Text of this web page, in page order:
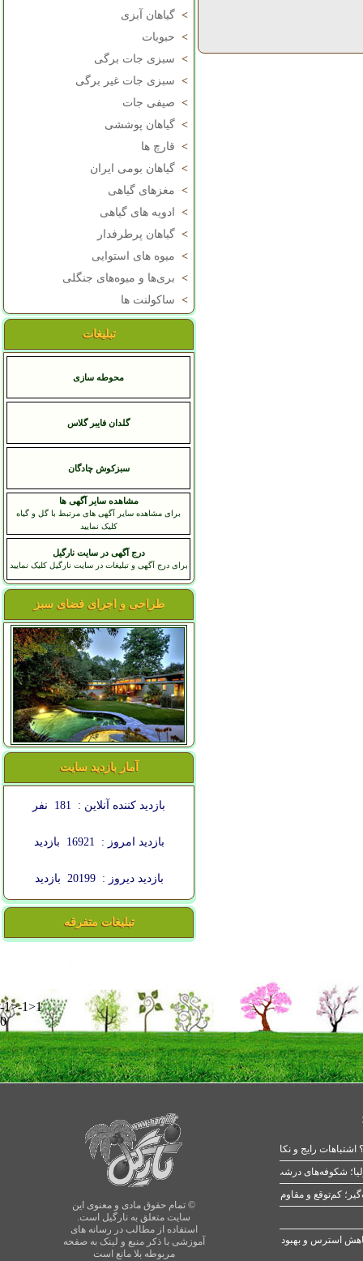
> گیاهان آبزی
> حبوبات
> سبزی جات برگی
> سبزی جات غیر برگی
> صیفی جات
> گیاهان پوششی
> قارچ ها
> گیاهان بومی ایران
> مغزهای گیاهی
>
ادویه های گیاهی
> گیاهان پرطرفدار
> میوه های استوایی
> بری‌ها و میوه‌های جنگلی
> ساکولنت ها
تبلیغات
محوطه سازی
گلدان فایبر گلاس
سبزکوش چادگان
مشاهده سایر آگهی ها
برای مشاهده سایر آگهی های مرتبط با گل و گیاه
کلیک نمایید
درج آگهی در سایت نارگیل
برای درج آگهی و تبلیغات در سایت نارگیل کلیک نمایید
طراحی و اجرای فضای سبز
آمار بازدید سایت
بازدید کننده آنلاین : 181 نفر
بازدید امروز : 16921 بازدید
بازدید دیروز : 20199 بازدید
تبلیغات متفرقه
-1>-1>1
0
© تمام حقوق مادی و معنوی این
سایت متعلق به نارگیل است.
استفاده از مطالب در رسانه های
آموزشی با ذکر منبع و لینک به صفحه
مربوطه بلا مانع است
رایج و نکات طلایی
شکوفه‌های درشت در بهار